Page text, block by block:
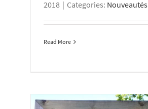
2018 | Categories: Nouveautés
Read More